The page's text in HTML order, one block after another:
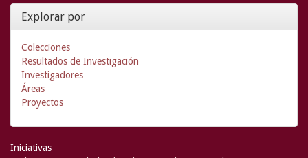
Explorar por
Colecciones
Resultados de Investigación
Investigadores
Áreas
Proyectos
Iniciativas